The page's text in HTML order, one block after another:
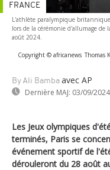
L'athlète paralympique
lors de la cérémonie d'allumage
août 2024.
Copyright © africanews Thomas
By Ali Bamba avec AP
Dernière MAJ: 03/09/2024
FRANCE
Les Jeux olympiques
terminés, Paris se
événement sportif de
dérouleront du 28 août